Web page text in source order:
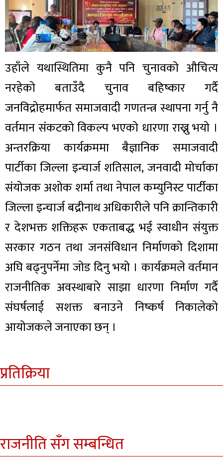
उहाँले यथास्थितिमा कुनै पनि चुनावको औचित्य
नरहेको बताउँदै चुनाव बहिष्कार गर्दै
जनविद्रोहमार्फत समाजवादी गणतन्त्र स्थापना गर्नु नै
वर्तमान संकटको विकल्प भएको धारणा राख्नु भयो ।
अन्तरक्रिया कार्यक्रममा बैज्ञानिक समाजवादी
पार्टीका जिल्ला इन्चार्ज शतिसाल, जनवादी मोर्चाका
संयोजक अशोक शर्मा तथा नेपाल कम्युनिस्ट पार्टीका
जिल्ला इन्चार्ज बद्रीनाथ अधिकारीले पनि क्रान्तिकारी
र देशभक्त शक्तिहरू एकताबद्ध भई स्वाधीन संयुक्त
सरकार गठन तथा जनसंविधान निर्माणको दिशामा
अघि बढ्नुपर्नेमा जोड दिनु भयो । कार्यक्रमले वर्तमान
राजनीतिक अवस्थाबारे साझा धारणा निर्माण गर्दै
संघर्षलाई सशक्त बनाउने निष्कर्ष निकालेको
आयोजकले जनाएका छन् ।
प्रतिक्रिया
राजनीति सँग सम्बन्धित